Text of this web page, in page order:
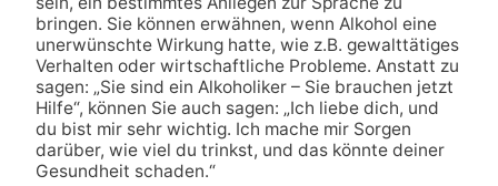
bringen. Sie können erwähnen, wenn Alkohol eine
unerwünschte Wirkung hatte, wie z.B. gewalttätiges
Verhalten oder wirtschaftliche Probleme. Anstatt zu
sagen: „Sie sind ein Alkoholiker – Sie brauchen jetzt
Hilfe“, können Sie auch sagen: „Ich liebe dich, und
du bist mir sehr wichtig. Ich mache mir Sorgen
darüber, wie viel du trinkst, und das könnte deiner
Gesundheit schaden.“